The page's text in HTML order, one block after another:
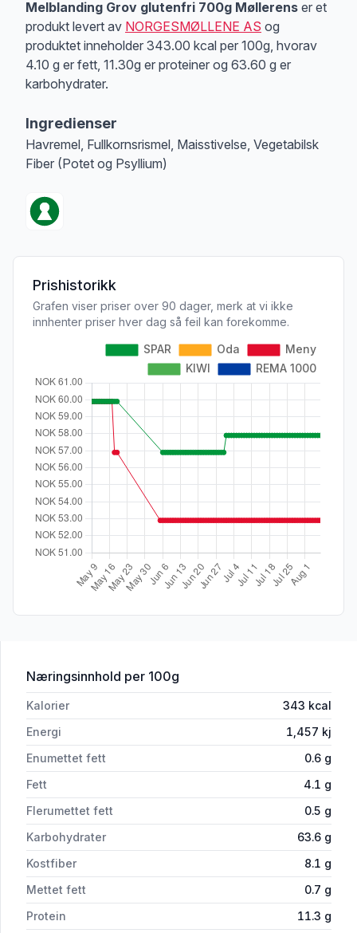
Melblanding Grov glutenfri 700g Møllerens er et
produkt levert av NORGESMØLLENE AS og
produktet inneholder 343.00 kcal per 100g, hvorav
4.10 g er fett, 11.30g er proteiner og 63.60 g er
karbohydrater.
Ingredienser
Havremel, Fullkornsrismel, Maisstivelse, Vegetabilsk
Fiber (Potet og Psyllium)
Prishistorikk
Grafen viser priser over 90 dager, merk at vi ikke
innhenter priser hver dag så feil kan forekomme.
Næringsinnhold for 'Melblanding Grov glutenfri 700g
per 100g
Kalorier 343 kcal
Energi
1,457 kj
Enumettet fett
0.6 g
Fett
4.1 g
Flerumettet fett
0.5 g
Karbohydrater
63.6 g
Kostfiber
8.1 g
Mettet fett
0.7 g
Protein
11.3 g